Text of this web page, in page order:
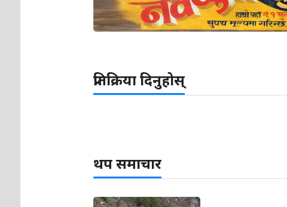
प्रतिक्रिया दिनुहोस्
थप समाचार